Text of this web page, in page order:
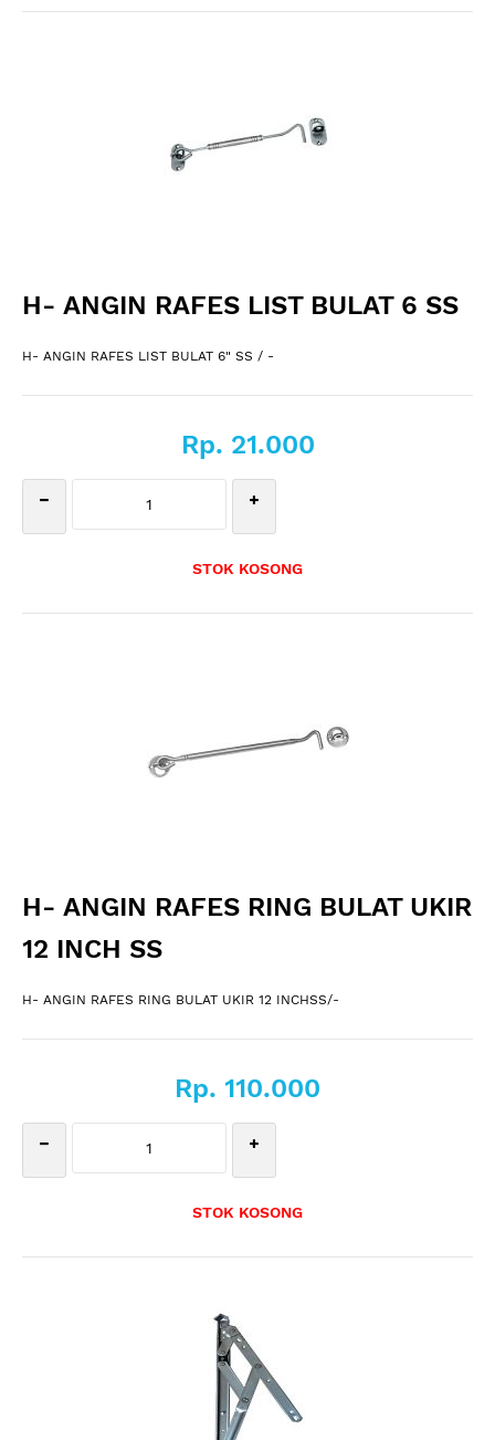
H- ANGIN RAFES LIST BULAT 6 SS
H- ANGIN RAFES LIST BULAT 6" SS / -
Rp. 21.000
STOK KOSONG
H- ANGIN RAFES RING BULAT UKIR
12 INCH SS
H- ANGIN RAFES RING BULAT UKIR 12 INCHSS/-
Rp. 110.000
STOK KOSONG